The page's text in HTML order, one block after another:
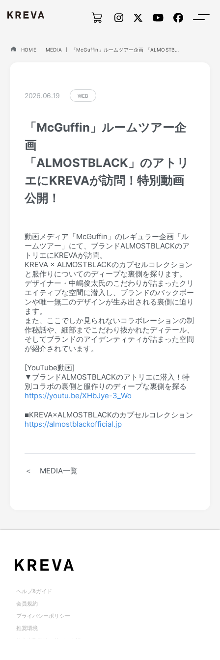
HOME MEDIA
2026.06.19 WEB
「McGuffin」ルームツアー企
画
「ALMOSTBLACK」のアトリ
エにKREVAが訪問！特別動画
公開！
動画メディア「McGuffin」のレギュラー企画「ル
ームツアー」にて、ブランドALMOSTBLACKのア
トリエにKREVAが訪問。
KREVA × ALMOSTBLACKのカプセルコレクション
と服作りについてのディープな裏側を探ります。
デザイナー・中嶋俊太氏のこだわりが詰まったクリ
エイティブな空間に潜入し、ブランドのバックボー
ンや唯一無二のデザインが生み出される裏側に迫り
ます。
また、ここでしか見られないコラボレーションの制
作秘話や、細部までこだわり抜かれたディテール、
そしてブランドのアイデンティティが詰まった空間
が紹介されています。
[YouTube動画]
▼ブランドALMOSTBLACKのアトリエに潜入！特
別コラボの裏側と服作りのディープな裏側を探る
https://youtu.be/XHbJye-3_Wo
■KREVA×ALMOSTBLACKのカプセルコレクション
https://almostblackofficial.jp
＜ MEDIA一覧
ヘルプ&ガイド
会員規約
プライバシーポリシー
推奨環境
特定商取引法に基づく表記